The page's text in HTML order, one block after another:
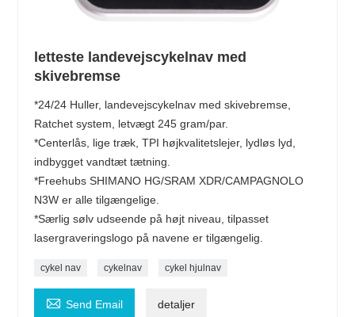
letteste landevejscykelnav med
skivebremse
*24/24 Huller, landevejscykelnav med skivebremse,
Ratchet system, letvægt 245 gram/par.
*Centerlås, lige træk, TPI højkvalitetslejer, lydløs lyd,
indbygget vandtæt tætning.
*Freehubs SHIMANO HG/SRAM XDR/CAMPAGNOLO
N3W er alle tilgængelige.
*Særlig sølv udseende på højt niveau, tilpasset
lasergraveringslogo på navene er tilgængelig.
cykel nav cykelnav cykel hjulnav
 Send Email detaljer